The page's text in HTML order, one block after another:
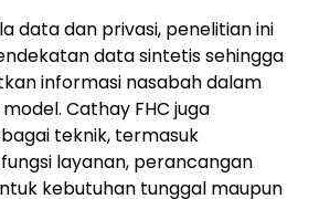
data dan privasi, penelitian ini
data sintetis sehingga
informasi nasabah dalam
Cathay FHC juga
teknik, termasuk
layanan, perancangan
kebutuhan tunggal maupun